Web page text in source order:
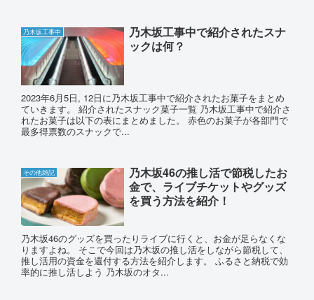
乃木坂工事中
乃木坂工事中で紹介されたスナ
ックは何？
2023年6月5日, 12日に乃木坂工事中で紹介されたお菓子をまとめ
ていきます。 紹介されたスナック菓子一覧 乃木坂工事中で紹介さ
れたお菓子は以下の表にまとめました。 赤色のお菓子が各部門で
最多得票数のスナックで...
その他雑記
乃木坂46の推し活で節税したお
金で、ライブチケットやグッズ
を買う方法を紹介！
乃木坂46のグッズを買ったりライブに行くと、お金が足らなくな
りますよね。 そこで今回は乃木坂の推し活をしながら節税して、
推し活用の資金を還付する方法を紹介します。 ふるさと納税で効
率的に推し活しよう 乃木坂のオタ...